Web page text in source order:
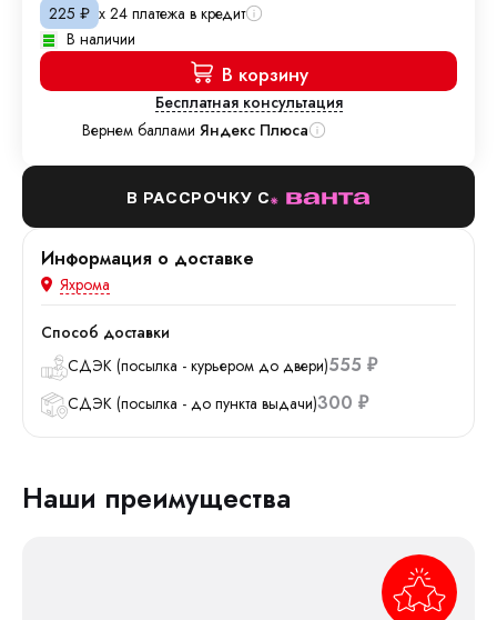
225 ₽ х 24 платежа в кредит
В наличии
В корзину
Бесплатная консультация
Вернем баллами Яндекс Плюса
В РАССРОЧКУ С
Информация о доставке
Яхрома
Способ доставки
СДЭК (посылка - курьером до двери)555 ₽
СДЭК (посылка - до пункта выдачи)300 ₽
Наши преимущества